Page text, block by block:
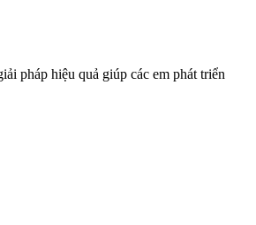
pháp hiệu quả giúp các em phát triển